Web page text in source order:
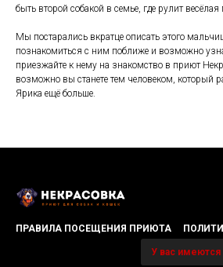
быть второй собакой в семье, где рулит весёлая
Мы постарались вкратце описать этого
познакомиться с ним поближе и возможно
приезжайте к нему на знакомство в приют
возможно вы станете тем человеком, который
Ярика ещё больше.
ПРАВИЛА ПОСЕЩЕНИЯ ПРИЮТА
У вас